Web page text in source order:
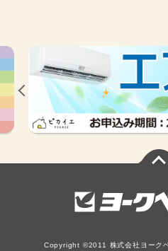
Copyright ©2011 株式会社ヨーク